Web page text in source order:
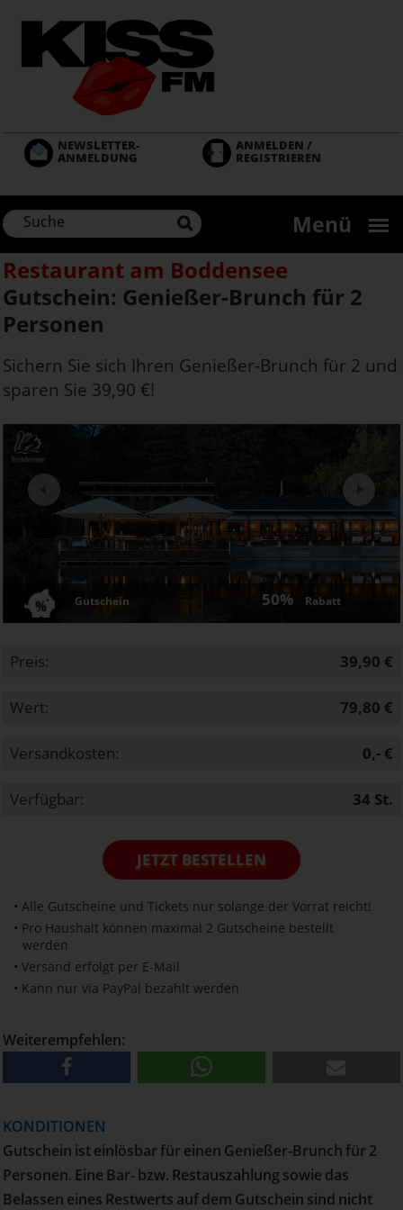
zum
NEWSLETTER-
ANMELDUNG
ANMELDEN /
REGISTRIEREN
Menü
Restaurant am Boddensee
Gutschein: Genießer-Brunch für 2
Personen
Sichern Sie sich Ihren Genießer-Brunch für 2 und
sparen Sie 39,90 €!
Gutschein 50% Rabatt
Next
Preis: 39,90 €
Wert: 79,80 €
Versandkosten: 0,- €
Verfügbar: 34 St.
JETZT BESTELLEN
• Alle Gutscheine und Tickets nur solange der Vorrat reicht!
• Pro Haushalt können maximal 2 Gutscheine bestellt
werden
• Versand erfolgt per E-Mail
• Kann nur via PayPal bezahlt werden
Weiterempfehlen:
KONDITIONEN
Gutschein ist einlösbar für einen Genießer-Brunch für 2
Personen. Eine Bar- bzw. Restauszahlung sowie das
Belassen eines Restwerts auf dem Gutschein sind nicht